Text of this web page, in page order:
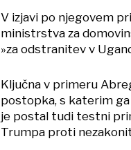
V izjavi po njegovem
ministrstva za
»za odstranitev v
Ključna v primeru
postopka, s katerim
je postal tudi testni
Trumpa proti